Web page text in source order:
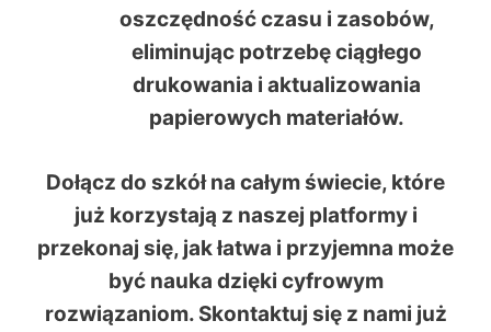
oszczędność czasu i zasobów,
eliminując potrzebę ciągłego
drukowania i aktualizowania
papierowych materiałów.
Dołącz do szkół na całym świecie, które
już korzystają z naszej platformy i
przekonaj się, jak łatwa i przyjemna może
być nauka dzięki cyfrowym
rozwiązaniom. Skontaktuj się z nami już